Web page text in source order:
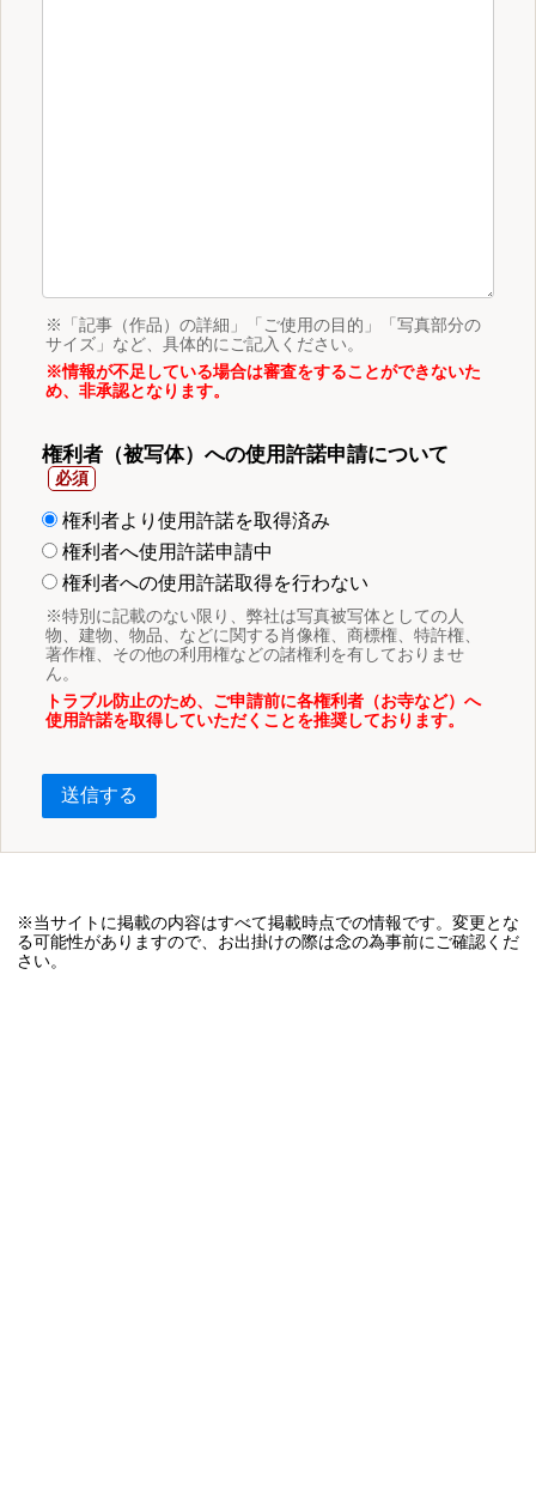
※「記事（作品）の詳細」「ご使用の目的」「写真部分の
サイズ」など、具体的にご記入ください。
※情報が不足している場合は審査をすることができないた
め、非承認となります。
権利者（被写体）への使用許諾申請について
権利者より使用許諾を取得済み
権利者へ使用許諾申請中
権利者への使用許諾取得を行わない
※特別に記載のない限り、弊社は写真被写体としての人
物、建物、物品、などに関する肖像権、商標権、特許権、
著作権、その他の利用権などの諸権利を有しておりませ
ん。
トラブル防止のため、ご申請前に各権利者（お寺など）へ
使用許諾を取得していただくことを推奨しております。
送信する
※当サイトに掲載の内容はすべて掲載時点での情報です。変更とな
る可能性がありますので、お出掛けの際は念の為事前にご確認くだ
さい。